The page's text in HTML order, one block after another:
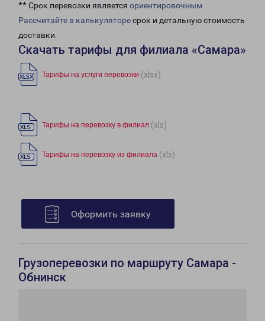
** Срок перевозки является ориентировочным
Рассчитайте в калькуляторесрок и детальную стоимость
доставки.
Скачать тарифы для филиала «Самара»
Тарифы на услуги перевозки (xlsx)
Тарифы на перевозку в филиал (xls)
Тарифы на перевозку из филиала (xls)
Оформить заявку
Грузоперевозки по маршруту Самара -
Обнинск